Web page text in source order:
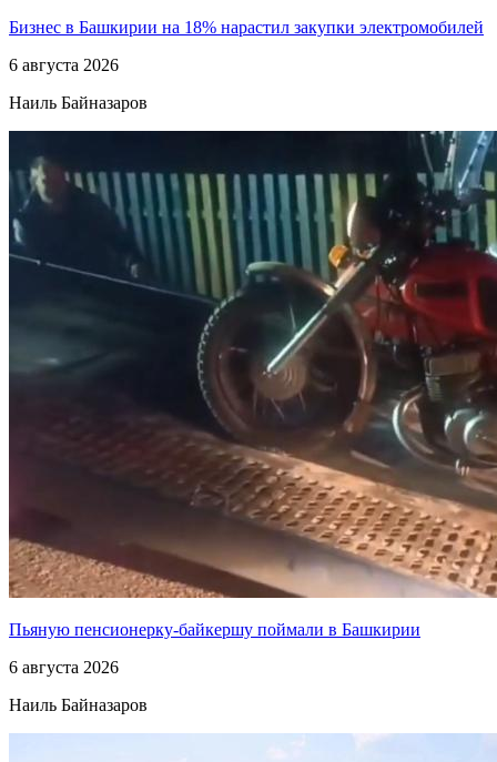
Бизнес в Башкирии на 18% нарастил закупки электромобилей
6 августа 2026
Наиль Байназаров
Пьяную пенсионерку-байкершу поймали в Башкирии
6 августа 2026
Наиль Байназаров